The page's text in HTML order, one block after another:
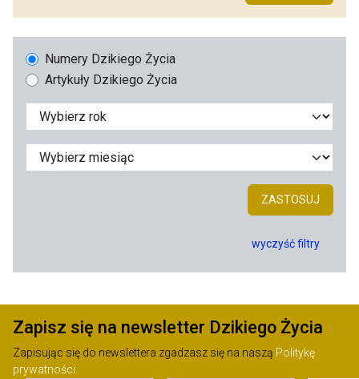
Numery Dzikiego Życia
Artykuły Dzikiego Życia
ZASTOSUJ
wyczyść filtry
Zapisz się na newsletter Dzikiego Życia
Zapisując się do newslettera zgadzasz się na naszą Politykę
prywatności